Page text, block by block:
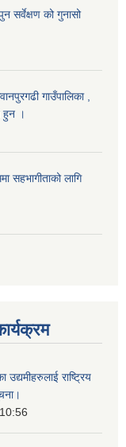
सर्वेक्षण को गुनासो
गाउँपालिका ,
हुन ।
सहभागीताको लागि
उद्यमीहरुलाई राष्‍ट्रिय